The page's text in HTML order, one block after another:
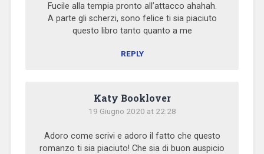
Fucile alla tempia pronto all’attacco ahahah.
A parte gli scherzi, sono felice ti sia piaciuto
questo libro tanto quanto a me
REPLY
Katy Booklover
19 Giugno 2020 at 22:28
Adoro come scrivi e adoro il fatto che questo
romanzo ti sia piaciuto! Che sia di buon auspicio